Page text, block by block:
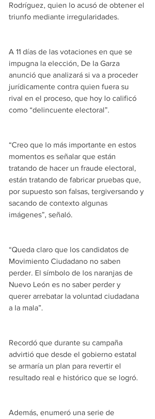
Rodríguez, quien lo acusó de obtener el
triunfo mediante irregularidades.
A 11 días de las votaciones en que se
impugna la elección, De la Garza
anunció que analizará si va a proceder
jurídicamente contra quien fuera su
rival en el proceso, que hoy lo calificó
como “delincuente electoral”.
“Creo que lo más importante en estos
momentos es señalar que están
tratando de hacer un fraude electoral,
están tratando de fabricar pruebas que,
por supuesto son falsas, tergiversando y
sacando de contexto algunas
imágenes”, señaló.
“Queda claro que los candidatos de
Movimiento Ciudadano no saben
perder. El símbolo de los naranjas de
Nuevo León es no saber perder y
querer arrebatar la voluntad ciudadana
a la mala”.
Recordó que durante su campaña
advirtió que desde el gobierno estatal
se armaría un plan para revertir el
resultado real e histórico que se logró.
Además, enumeró una serie de